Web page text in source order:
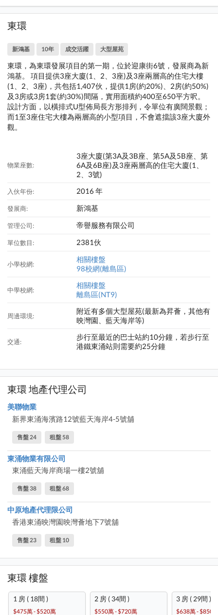
東環
新鴻基 10年 成交活躍 大型屋苑
東環，為東環發展項目的第一期，位於迎康街6號，發展商為新
鴻基。 項目提供3座大廈(1、2、3座)及3座兩層高的住宅大樓
(1、2、3座)，共包括1,407伙，提供1房(約20%)、2房(約50%)
及3房或3房1套(約30%)間隔，實用面積約400至650平方呎。
設計方面，以橫排式U型佈局長方形排列，令單位有廣闊景觀；
而1至3座住宅大樓為兩層高的小型項目，不會遮擋該3座大廈外
觀。
物業座數:
3座大廈(第3A及3B座、第5A及5B座、第
6A及6B座)及3座兩層高的住宅大廈(1、
2、3號)
入伙年份: 2016 年
發展商: 新鴻基
管理公司: 帝譽服務有限公司
單位數目: 2381伙
小學校網:
相關樓盤
98校網(離島區)
中學校網:
相關樓盤
離島區(NT9)
周邊環境:
附近有多個大型屋苑(最新為昇薈，其他有
映灣園、藍天海岸等)
交通:
步行至最近的巴士站約10分鐘，若步行至
港鐵東涌站則需要約25分鐘
東環 地產代理公司
美聯物業
新界東涌海濱路12號藍天海岸4-5號舖
售盤 24 租盤 58
東涌物業有限公司
東涌藍天海岸商場一樓2號舖
售盤 38 租盤 68
中原地產代理限公司
香港東涌映灣園映灣薈地下7號舖
售盤 23 租盤 10
東環 樓盤
1 房 ( 18間 )
$475萬 - $520萬
2 房 ( 34間 )
$550萬 - $720萬
3 房 ( 29間 )
$638萬 - $850